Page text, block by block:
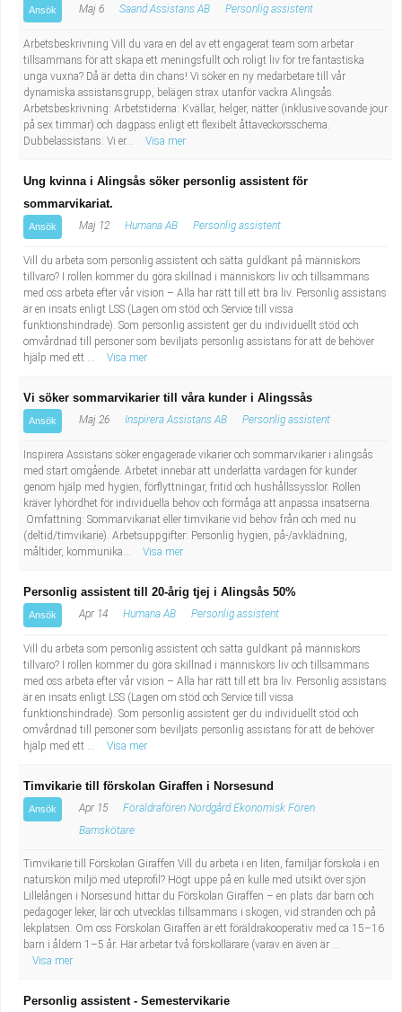
Ansök Maj 6 Saand Assistans AB Personlig assistent
Arbetsbeskrivning Vill du vara en del av ett engagerat team som arbetar
tillsammans för att skapa ett meningsfullt och roligt liv för tre fantastiska
unga vuxna? Då är detta din chans! Vi söker en ny medarbetare till vår
dynamiska assistansgrupp, belägen strax utanför vackra Alingsås.
Arbetsbeskrivning: Arbetstiderna: Kvällar, helger, nätter (inklusive sovande jour
på sex timmar) och dagpass enligt ett flexibelt åttaveckorsschema.
Dubbelassistans: Vi er...
Visa mer
Ung kvinna i Alingsås söker personlig assistent för
sommarvikariat.
Ansök Maj 12 Humana AB Personlig assistent
Vill du arbeta som personlig assistent och sätta guldkant på människors
tillvaro? I rollen kommer du göra skillnad i människors liv och tillsammans
med oss arbeta efter vår vision – Alla har rätt till ett bra liv. Personlig assistans
är en insats enligt LSS (Lagen om stöd och Service till vissa
funktionshindrade). Som personlig assistent ger du individuellt stöd och
omvårdnad till personer som beviljats personlig assistans för att de behöver
hjälp med ett ...
Visa mer
Vi söker sommarvikarier till våra kunder i Alingssås
Ansök Maj 26 Inspirera Assistans AB Personlig assistent
Inspirera Assistans söker engagerade vikarier och sommarvikarier i alingsås
med start omgående. Arbetet innebär att underlätta vardagen för kunder
genom hjälp med hygien, förflyttningar, fritid och hushållssysslor. Rollen
kräver lyhördhet för individuella behov och förmåga att anpassa insatserna.
Omfattning: Sommarvikariat eller timvikarie vid behov från och med nu
(deltid/timvikarie). Arbetsuppgifter: Personlig hygien, på-/avklädning,
måltider, kommunika...
Visa mer
Personlig assistent till 20-årig tjej i Alingsås 50%
Ansök Apr 14 Humana AB Personlig assistent
Vill du arbeta som personlig assistent och sätta guldkant på människors
tillvaro? I rollen kommer du göra skillnad i människors liv och tillsammans
med oss arbeta efter vår vision – Alla har rätt till ett bra liv. Personlig assistans
är en insats enligt LSS (Lagen om stöd och Service till vissa
funktionshindrade). Som personlig assistent ger du individuellt stöd och
omvårdnad till personer som beviljats personlig assistans för att de behöver
hjälp med ett ...
Visa mer
Timvikarie till förskolan Giraffen i Norsesund
Ansök Apr 15
Föräldrafören Nordgård Ekonomisk Fören
Barnskötare
Timvikarie till Förskolan Giraffen Vill du arbeta i en liten, familjär förskola i en
naturskön miljö med uteprofil? Högt uppe på en kulle med utsikt över sjön
Lillelången i Norsesund hittar du Förskolan Giraffen – en plats där barn och
pedagoger leker, lär och utvecklas tillsammans i skogen, vid stranden och på
lekplatsen. Om oss Förskolan Giraffen är ett föräldrakooperativ med ca 15–16
barn i åldern 1–5 år. Här arbetar två förskollärare (varav en även är ...
Visa mer
Personlig assistent - Semestervikarie